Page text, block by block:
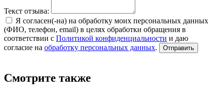
Текст отзыва:
Я согласен(-на) на обработку моих персональных данных
(ФИО, телефон, email) в целях обработки обращения в
соответствии с Политикой конфиденциальности и даю
согласие на обработку персональных данных. Отправить
Смотрите также